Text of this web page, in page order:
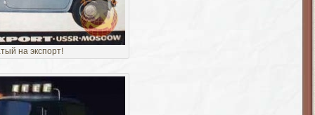
на экспорт!